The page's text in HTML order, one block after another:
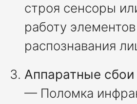
строя сенсоры
работу
распознавания
Аппаратные сбои
— Поломка